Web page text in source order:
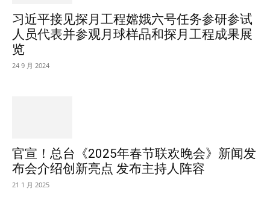
习近平接见探月工程嫦娥六号任务参研参试
人员代表并参观月球样品和探月工程成果展
览
24 9 月 2024
官宣！总台《2025年春节联欢晚会》新闻发
布会介绍创新亮点 发布主持人阵容
21 1 月 2025